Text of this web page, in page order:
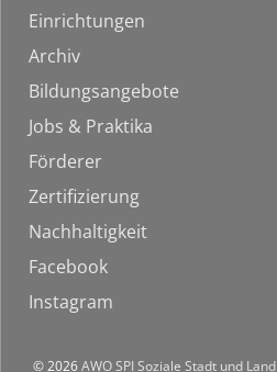
Einrichtungen
Archiv
Bildungsangebote
Jobs & Praktika
Förderer
Zertifizierung
Nachhaltigkeit
Facebook
Instagram
© 2026AWO SPI Soziale Stadt und Land